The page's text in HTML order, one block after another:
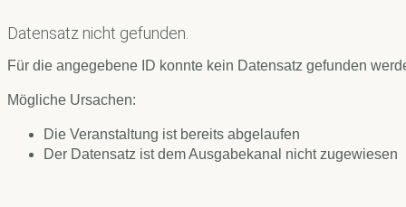
Datensatz nicht gefunden.
Für die angegebene ID konnte kein Datensatz gefunden
Mögliche Ursachen:
Die Veranstaltung ist bereits abgelaufen
Der Datensatz ist dem Ausgabekanal nicht zugewiesen